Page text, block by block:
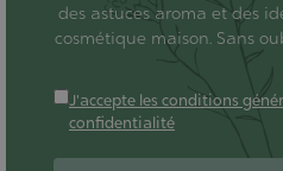
des astuces aroma et des
cosmétique maison. Sans
J'accepte les conditions
confidentialité